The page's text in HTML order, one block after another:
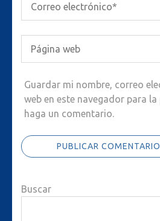
Guardar mi nombre, correo
web en este navegador para
haga un comentario.
Buscar